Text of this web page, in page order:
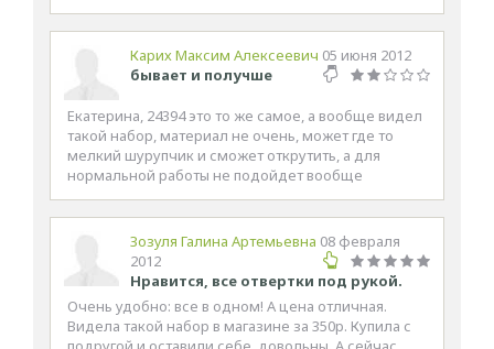
Карих Максим Алексеевич 05 июня 2012
бывает и получше
Екатерина, 24394 это то же самое, а вообще видел
такой набор, материал не очень, может где то
мелкий шурупчик и сможет открутить, а для
нормальной работы не подойдет вообще
Зозуля Галина Артемьевна 08 февраля
2012
Нравится, все отвертки под рукой.
Очень удобно: все в одном! А цена отличная.
Видела такой набор в магазине за 350р. Купила с